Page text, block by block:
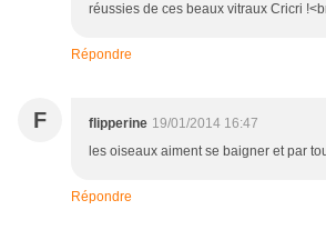
réussies de ces beaux vitraux Cricri
Répondre
F flipperine 19/01/2014 16:47
les oiseaux aiment se baigner et par
Répondre